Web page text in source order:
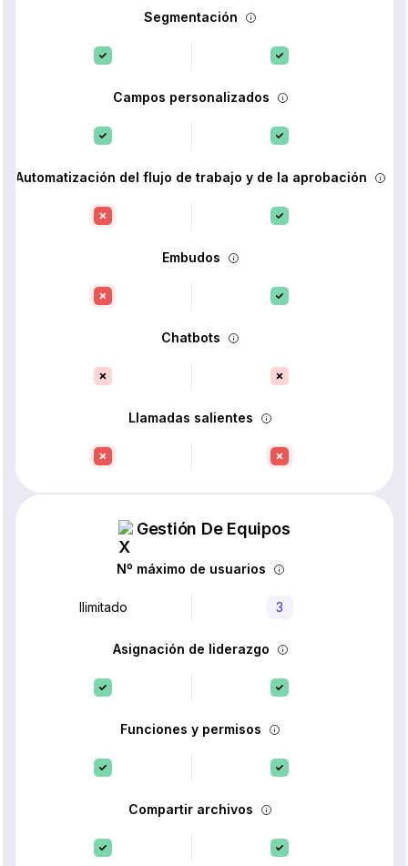
Segmentación
Campos personalizados
Automatización del flujo de trabajo y de la aprobación
Embudos
Chatbots
Llamadas salientes
Gestión De Equipos
Nº máximo de usuarios
Ilimitado 3
Asignación de liderazgo
Funciones y permisos
Compartir archivos